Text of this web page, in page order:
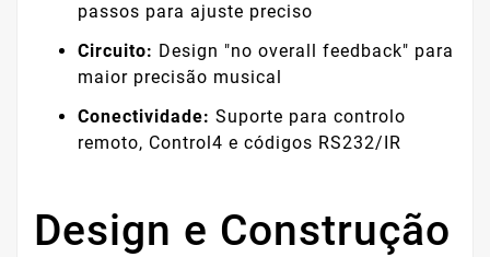
passos para ajuste preciso
Circuito: Design "no overall feedback" para
maior precisão musical
Conectividade: Suporte para controlo
remoto, Control4 e códigos RS232/IR
Design e Construção